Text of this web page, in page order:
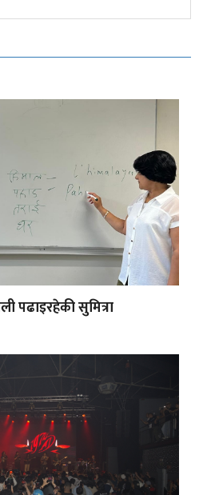
पढाइरहेकी सुमित्रा